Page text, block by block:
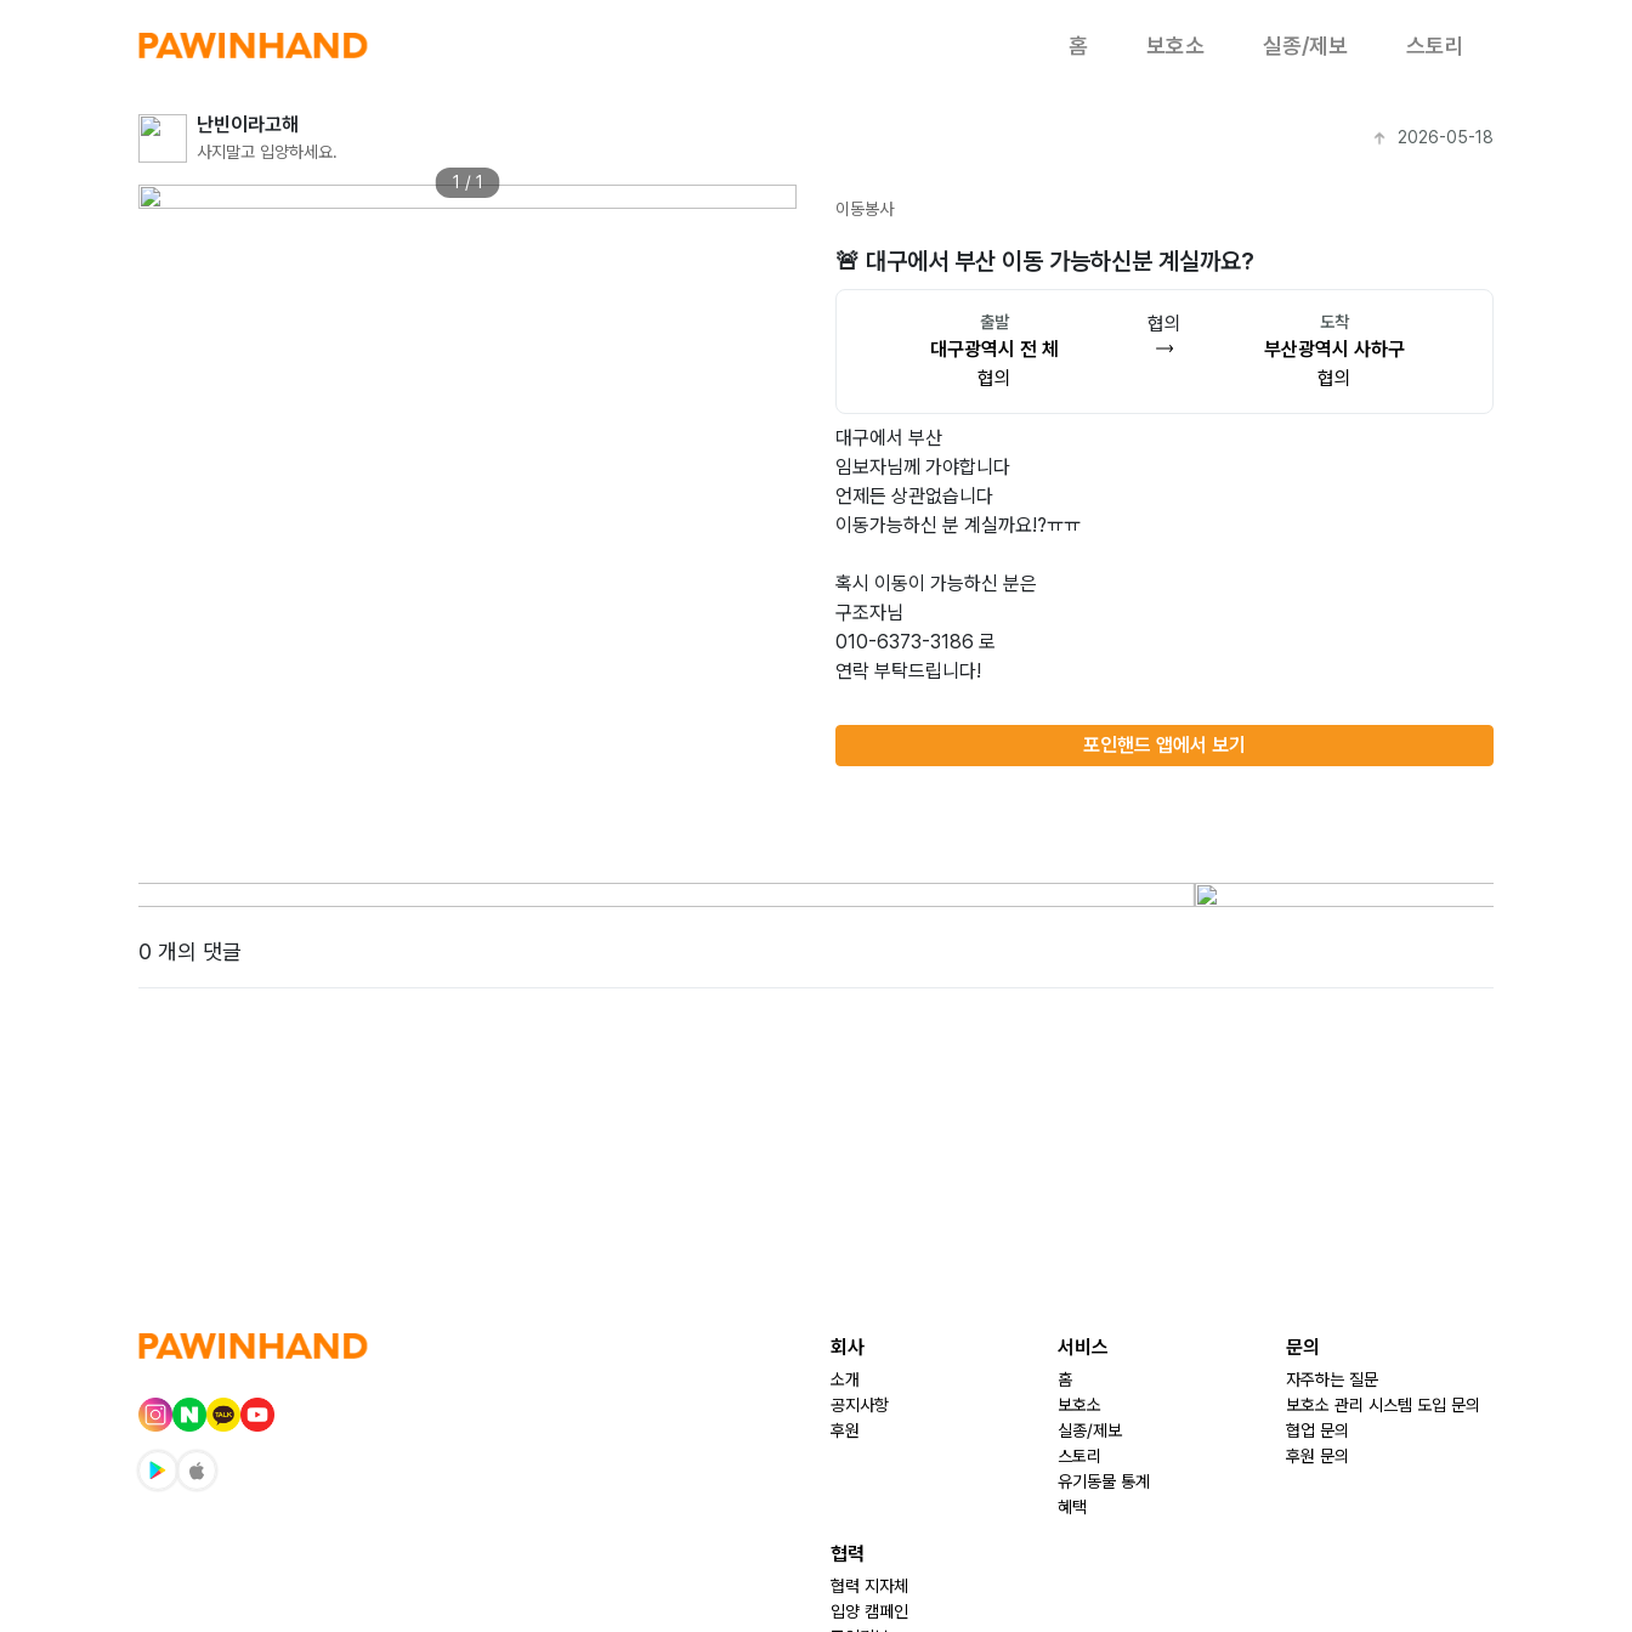
홈 보호소 실종/제보 스토리
난빈이라고해
사지말고 입양하세요.
2026-05-18
1 / 1
이동봉사
🚨 대구에서 부산 이동 가능하신분 계실까요?
출발
대구광역시 전 체
협의
협의 도착
부산광역시 사하구
협의
대구에서 부산
임보자님께 가야합니다
언제든 상관없습니다
이동가능하신 분 계실까요!?ㅠㅠ
혹시 이동이 가능하신 분은
구조자님
010-6373-3186 로
연락 부탁드립니다!
포인핸드 앱에서 보기
0 개의 댓글
회사
소개
공지사항
후원
서비스
홈
보호소
실종/제보
스토리
유기동물 통계
혜택
문의
자주하는 질문
보호소 관리 시스템 도입 문의
협업 문의
후원 문의
협력
협력 지자체
입양 캠페인